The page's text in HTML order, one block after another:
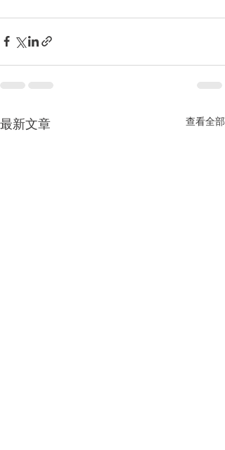
最新文章 查看全部